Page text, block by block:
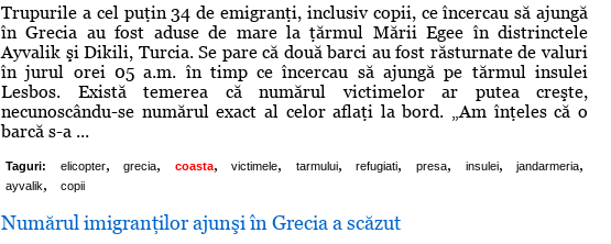
Trupurile a cel puţin 34 de emigranţi, inclusiv copii, ce încercau să ajungă
în Grecia au fost aduse de mare la ţărmul Mării Egee în distrinctele
Ayvalik şi Dikili, Turcia. Se pare că două barci au fost răsturnate de valuri
în jurul orei 05 a.m. în timp ce încercau să ajungă pe tărmul insulei
Lesbos. Există temerea că numărul victimelor ar putea creşte,
necunoscându-se numărul exact al celor aflaţi la bord. „Am înţeles că o
barcă s-a ...
Taguri: elicopter, grecia, coasta, victimele, tarmului, refugiati, presa, insulei, jandarmeria,
ayvalik, copii
Numărul imigranţilor ajunşi în Grecia a scăzut